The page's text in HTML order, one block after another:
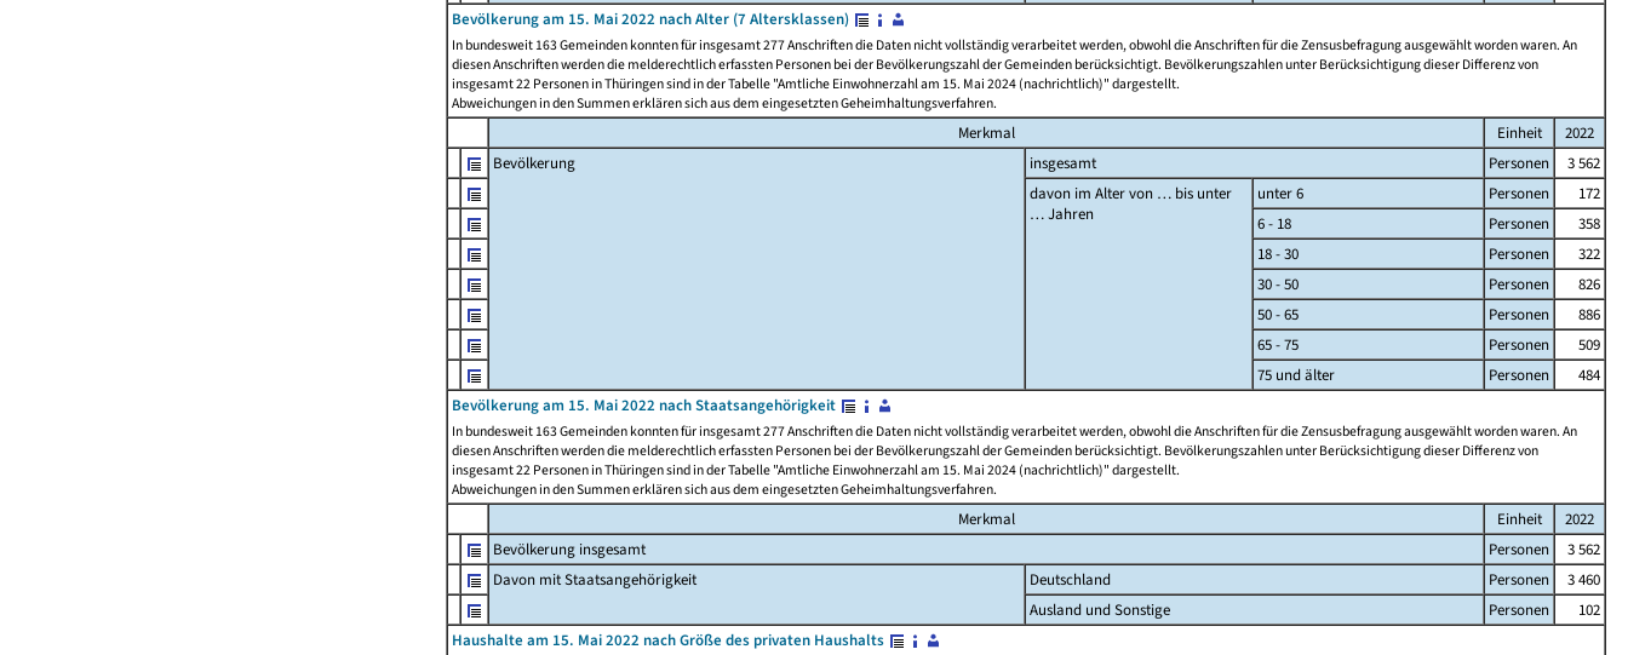
Bevölkerung am 15. Mai 2022 nach Alter (7 Altersklassen)
In bundesweit 163 Gemeinden konnten für insgesamt 277 Anschriften die Daten nicht vollständig verarbeitet werden, obwohl die Anschriften für die Zensusbefragung ausgewählt worden waren. An
diesen Anschriften werden die melderechtlich erfassten Personen bei der Bevölkerungszahl der Gemeinden berücksichtigt. Bevölkerungszahlen unter Berücksichtigung dieser Differenz von
insgesamt 22 Personen in Thüringen sind in der Tabelle "Amtliche Einwohnerzahl am 15. Mai 2024 (nachrichtlich)" dargestellt.
Abweichungen in den Summen erklären sich aus dem eingesetzten Geheimhaltungsverfahren.
Merkmal Einheit
2022
Bevölkerung
insgesamt Personen
3 562
davon im Alter von … bis unter
… Jahren
unter 6 Personen
172
6 - 18
Personen
358
18 - 30
Personen
322
30 - 50
Personen
826
50 - 65
Personen
886
65 - 75
Personen
509
75 und älter
Personen
484
Bevölkerung am 15. Mai 2022 nach Staatsangehörigkeit
In bundesweit 163 Gemeinden konnten für insgesamt 277 Anschriften die Daten nicht vollständig verarbeitet werden, obwohl die Anschriften für die Zensusbefragung ausgewählt worden waren. An
diesen Anschriften werden die melderechtlich erfassten Personen bei der Bevölkerungszahl der Gemeinden berücksichtigt. Bevölkerungszahlen unter Berücksichtigung dieser Differenz von
insgesamt 22 Personen in Thüringen sind in der Tabelle "Amtliche Einwohnerzahl am 15. Mai 2024 (nachrichtlich)" dargestellt.
Abweichungen in den Summen erklären sich aus dem eingesetzten Geheimhaltungsverfahren.
Merkmal Einheit
2022
Bevölkerung insgesamt
Personen
3 562
Davon mit Staatsangehörigkeit
Deutschland Personen
3 460
Ausland und Sonstige
Personen
102
Haushalte am 15. Mai 2022 nach Größe des privaten Haushalts